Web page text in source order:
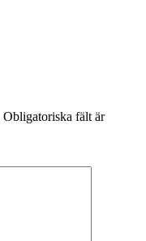
Obligatoriska fält är